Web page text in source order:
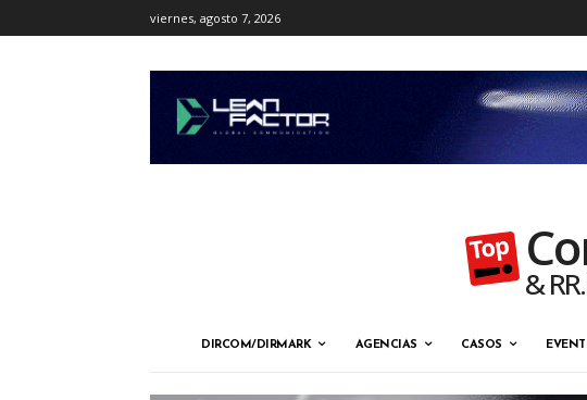
viernes, agosto 7, 2026
&
DIRCOM/DIRMARK AGENCIAS CASOS